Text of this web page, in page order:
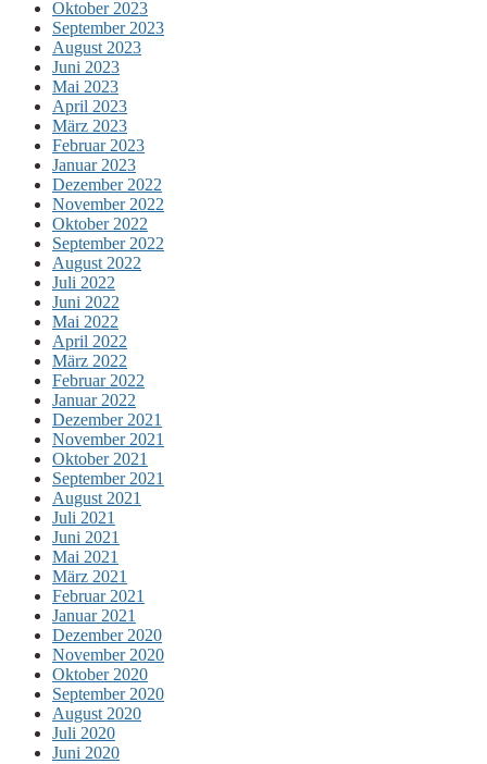
Oktober 2023
September 2023
August 2023
Juni 2023
Mai 2023
April 2023
März 2023
Februar 2023
Januar 2023
Dezember 2022
November 2022
Oktober 2022
September 2022
August 2022
Juli 2022
Juni 2022
Mai 2022
April 2022
März 2022
Februar 2022
Januar 2022
Dezember 2021
November 2021
Oktober 2021
September 2021
August 2021
Juli 2021
Juni 2021
Mai 2021
März 2021
Februar 2021
Januar 2021
Dezember 2020
November 2020
Oktober 2020
September 2020
August 2020
Juli 2020
Juni 2020